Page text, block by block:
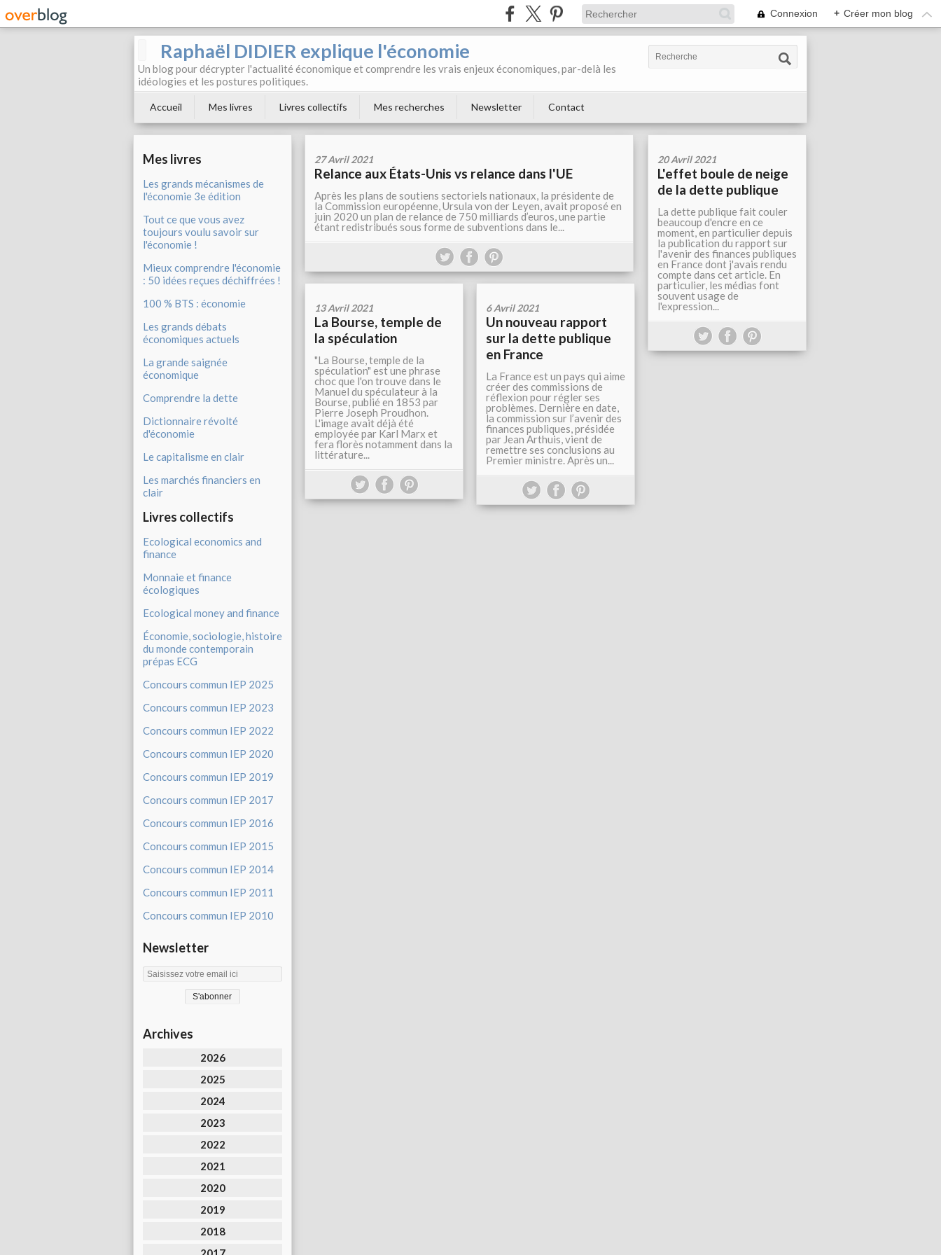
Connexion + Créer mon blog
Raphaël DIDIER explique l'économie
Un blog pour décrypter l'actualité économique et comprendre les vrais enjeux économiques, par-delà les
idéologies et les postures politiques.
Accueil Mes livres Livres collectifs Mes recherches Newsletter Contact
Mes livres
Les grands mécanismes de
l'économie 3e édition
Tout ce que vous avez
toujours voulu savoir sur
l'économie !
Mieux comprendre l'économie
: 50 idées reçues déchiffrées !
100 % BTS : économie
Les grands débats
économiques actuels
La grande saignée
économique
Comprendre la dette
Dictionnaire révolté
d'économie
Le capitalisme en clair
Les marchés financiers en
clair
Livres collectifs
Ecological economics and
finance
Monnaie et finance
écologiques
Ecological money and finance
Économie, sociologie, histoire
du monde contemporain
prépas ECG
Concours commun IEP 2025
Concours commun IEP 2023
Concours commun IEP 2022
Concours commun IEP 2020
Concours commun IEP 2019
Concours commun IEP 2017
Concours commun IEP 2016
Concours commun IEP 2015
Concours commun IEP 2014
Concours commun IEP 2011
Concours commun IEP 2010
Newsletter
Archives
2026
2025
2024
2023
2022
2021
2020
2019
2018
27 Avril 2021
Relance aux États-Unis vs relance dans l'UE
Après les plans de soutiens sectoriels nationaux, la présidente de
la Commission européenne, Ursula von der Leyen, avait proposé en
juin 2020 un plan de relance de 750 milliards d’euros, une partie
étant redistribués sous forme de subventions dans le...
20 Avril 2021
L'effet boule de neige
de la dette publique
La dette publique fait couler
beaucoup d'encre en ce
moment, en particulier depuis
la publication du rapport sur
l'avenir des finances publiques
en France dont j'avais rendu
compte dans cet article. En
particulier, les médias font
souvent usage de
l'expression...
13 Avril 2021
La Bourse, temple de
la spéculation
"La Bourse, temple de la
spéculation" est une phrase
choc que l'on trouve dans le
Manuel du spéculateur à la
Bourse, publié en 1853 par
Pierre Joseph Proudhon.
L'image avait déjà été
employée par Karl Marx et
fera florès notamment dans la
littérature...
6 Avril 2021
Un nouveau rapport
sur la dette publique
en France
La France est un pays qui aime
créer des commissions de
réflexion pour régler ses
problèmes. Dernière en date,
la commission sur l’avenir des
finances publiques, présidée
par Jean Arthuis, vient de
remettre ses conclusions au
Premier ministre. Après un...